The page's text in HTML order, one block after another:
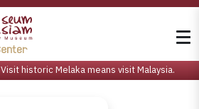
Visit historic Melaka means visit Malaysia.